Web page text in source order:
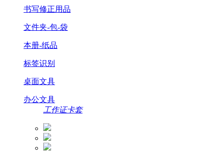
书写修正用品
文件夹-包-袋
本册-纸品
标签识别
桌面文具
办公文具
工作证卡套